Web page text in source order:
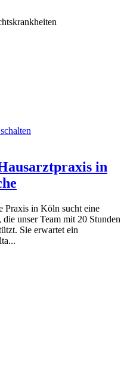
in
Praxis in Köln sucht eine
unser Team mit 20 Stunden
Sie erwartet ein